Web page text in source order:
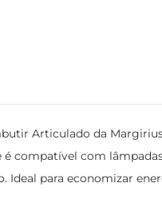
Articulado da
compatível com
para economizar